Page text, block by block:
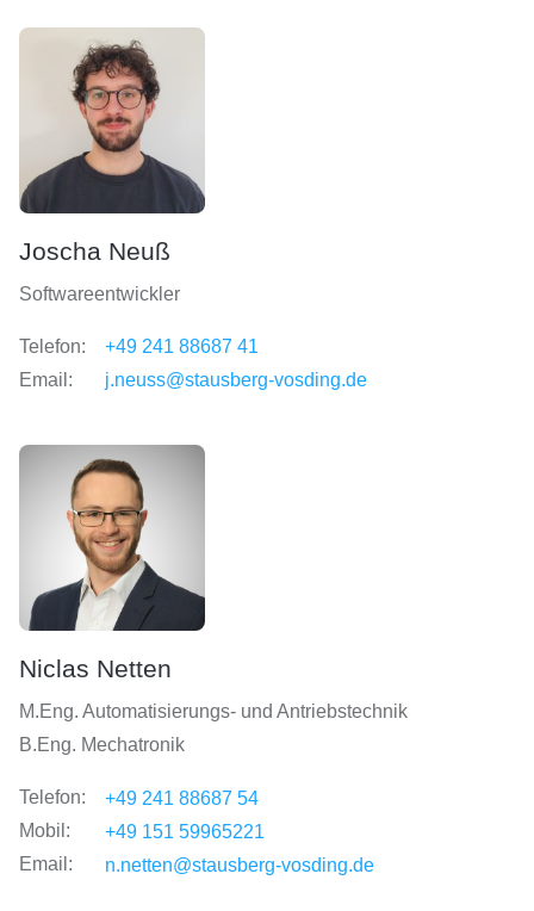
Joscha Neuß
Softwareentwickler
Telefon:
+49 241 88687 41
Email:
j.neuss@stausberg-vosding.de
Niclas Netten
M.Eng. Automatisierungs- und Antriebstechnik
B.Eng. Mechatronik
Telefon:
+49 241 88687 54
Mobil:
+49 151 59965221
Email:
n.netten@stausberg-vosding.de